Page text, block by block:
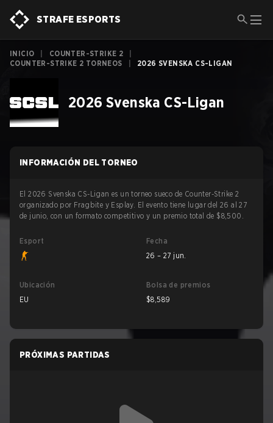
STRAFE ESPORTS
INICIO COUNTER-STRIKE 2
COUNTER-STRIKE 2 TORNEOS
2026 SVENSKA CS-LIGAN
2026 Svenska CS-Ligan
INFORMACIÓN DEL TORNEO
El 2026 Svenska CS-Ligan es un torneo sueco de Counter-Strike 2
organizado por Fragbite y Esplay. El evento tiene lugar del 26 al 27
de junio, con un formato competitivo y un premio total de $8,500.
Esport
Fecha
26 – 27 jun.
Ubicación
EU
Bolsa de premios
$8,589
PRÓXIMAS PARTIDAS